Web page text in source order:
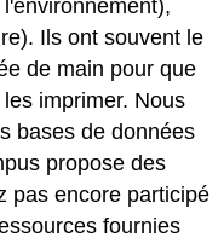
Ils ont souvent le
de main pour que
imprimer. Nous
bases de données
propose des
pas encore participé
fournies